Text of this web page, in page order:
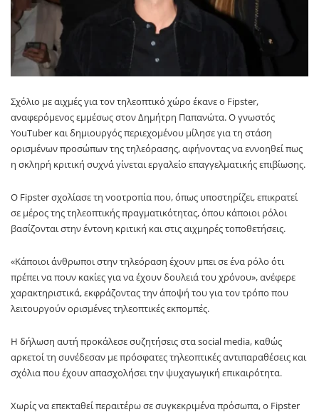
Σχόλιο με αιχμές για τον τηλεοπτικό χώρο έκανε ο Fipster,
αναφερόμενος εμμέσως στον Δημήτρη Παπανώτα. Ο γνωστός
YouTuber και δημιουργός περιεχομένου μίλησε για τη στάση
ορισμένων προσώπων της τηλεόρασης, αφήνοντας να εννοηθεί πως
η σκληρή κριτική συχνά γίνεται εργαλείο επαγγελματικής επιβίωσης.
Ο Fipster σχολίασε τη νοοτροπία που, όπως υποστηρίζει, επικρατεί
σε μέρος της τηλεοπτικής πραγματικότητας, όπου κάποιοι ρόλοι
βασίζονται στην έντονη κριτική και στις αιχμηρές τοποθετήσεις.
«Κάποιοι άνθρωποι στην τηλεόραση έχουν μπει σε ένα ρόλο ότι
πρέπει να πουν κακίες για να έχουν δουλειά του χρόνου», ανέφερε
χαρακτηριστικά, εκφράζοντας την άποψή του για τον τρόπο που
λειτουργούν ορισμένες τηλεοπτικές εκπομπές.
Η δήλωση αυτή προκάλεσε συζητήσεις στα social media, καθώς
αρκετοί τη συνέδεσαν με πρόσφατες τηλεοπτικές αντιπαραθέσεις και
σχόλια που έχουν απασχολήσει την ψυχαγωγική επικαιρότητα.
Χωρίς να επεκταθεί περαιτέρω σε συγκεκριμένα πρόσωπα, ο Fipster